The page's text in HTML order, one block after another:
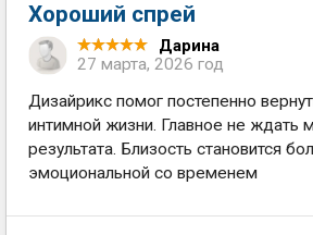
Хороший спрей
Дарина
27 марта, 2026 год
Дизайрикс помог постепенно
интимной жизни. Главное не ждать
результата. Близость становится
эмоциональной со временем